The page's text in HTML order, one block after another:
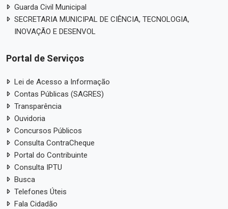
Guarda Civil Municipal
SECRETARIA MUNICIPAL DE CIÊNCIA, TECNOLOGIA,
INOVAÇÃO E DESENVOL
Portal de Serviços
Lei de Acesso a Informação
Contas Públicas (SAGRES)
Transparência
Ouvidoria
Concursos Públicos
Consulta ContraCheque
Portal do Contribuinte
Consulta IPTU
Busca
Telefones Úteis
Fala Cidadão